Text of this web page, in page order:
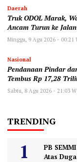
Daerah
Truk ODOL Marak,
Ancam Turun ke Jalan
Minggu, 9 Agu 2026 - 00:21
Nasional
Pendanaan Pindar
Tembus Rp 17,28
Sabtu, 8 Agu 2026 - 21:03
TRENDING
PB
Atas